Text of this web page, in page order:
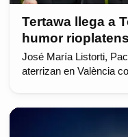
Tertawa llega a
humor
José María Listorti,
aterrizan en València